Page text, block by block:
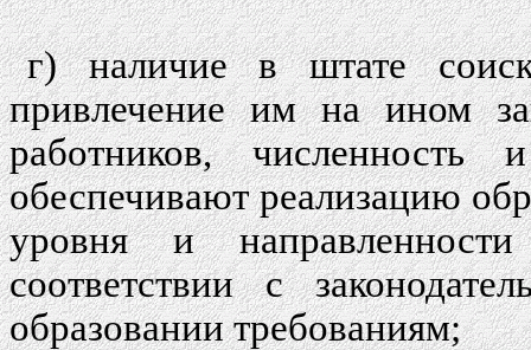
г) наличие в штате
привлечение им на ином
работников, численность
обеспечивают реализацию
уровня и
соответствии с
образовании требованиям;